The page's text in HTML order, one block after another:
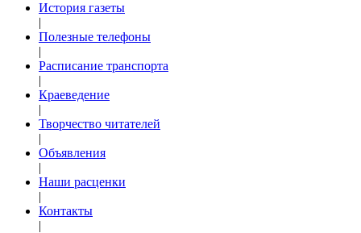
История газеты
|
Полезные телефоны
|
Расписание транспорта
|
Краеведение
|
Творчество читателей
|
Объявления
|
Наши расценки
|
Контакты
|